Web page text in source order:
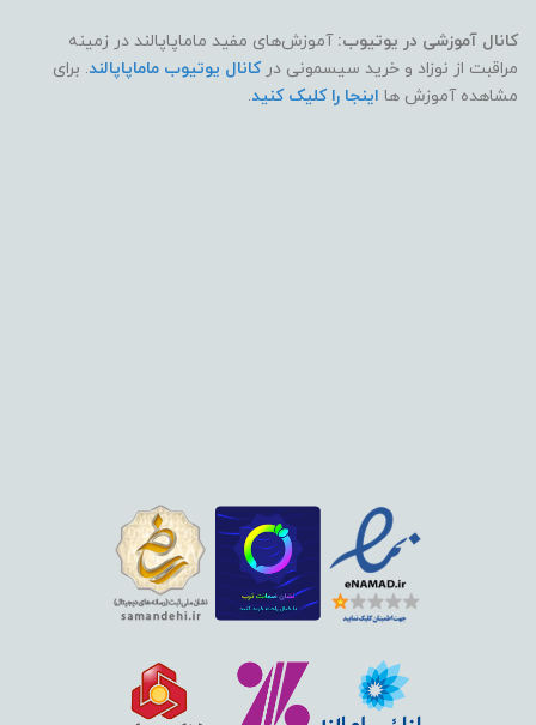
کانال آموزشی در یوتیوب: آموزش‌های مفید ماماپاپالند در زمینه
مراقبت از نوزاد و خرید سیسمونی درکانال یوتیوب ماماپاپالند. برای
مشاهده آموزش ها اینجا را کلیک کنید.